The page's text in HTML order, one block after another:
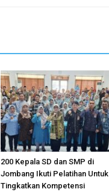
200 Kepala SD dan SMP di
Jombang Ikuti Pelatihan Untuk
Tingkatkan Kompetensi